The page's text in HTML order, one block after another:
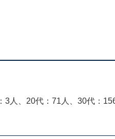
人、20代：71人、30代：